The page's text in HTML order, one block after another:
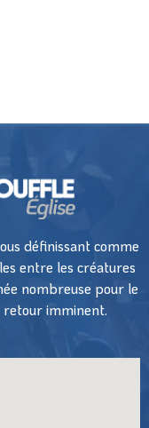
définissant comme
entre les créatures
nombreuse pour le
retour imminent.